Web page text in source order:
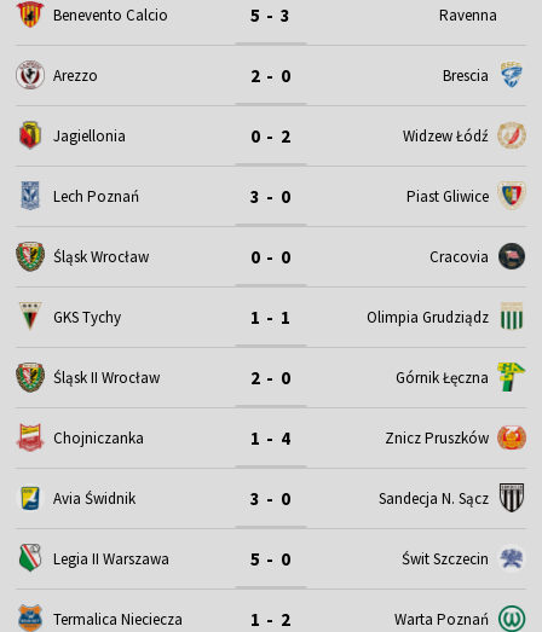
Benevento Calcio 5 - 3 Ravenna
Arezzo 2 - 0 Brescia
Jagiellonia 0 - 2 Widzew Łódź
Lech Poznań 3 - 0 Piast Gliwice
Śląsk Wrocław 0 - 0 Cracovia
GKS Tychy 1 - 1 Olimpia Grudziądz
Śląsk II Wrocław 2 - 0 Górnik Łęczna
Chojniczanka 1 - 4 Znicz Pruszków
Avia Świdnik 3 - 0 Sandecja N. Sącz
Legia II Warszawa 5 - 0 Świt Szczecin
Termalica Nieciecza 1 - 2 Warta Poznań